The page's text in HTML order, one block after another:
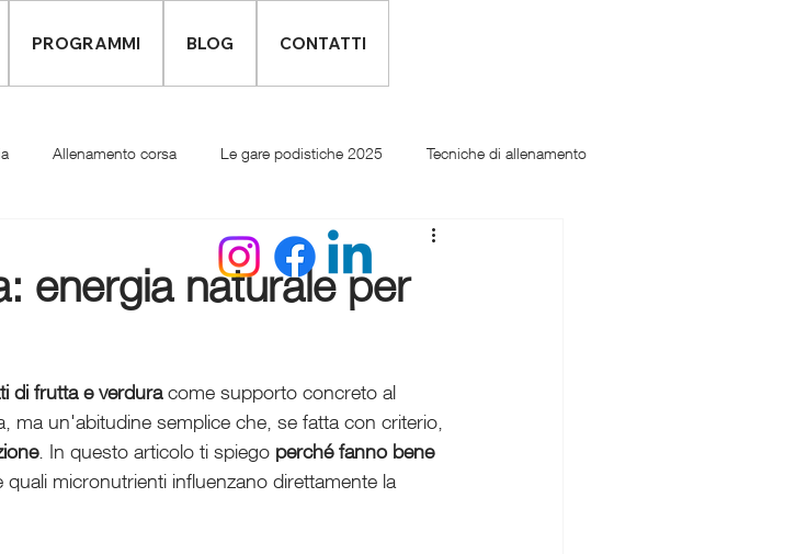
PROGRAMMI BLOG CONTATTI
Allenamento corsa Le gare podistiche 2025 Tecniche di allenamento
runner
energia naturale per
di frutta e verdura come supporto concreto al
ma un'abitudine semplice che, se fatta con criterio,
. In questo articolo ti spiego perché fanno bene
micronutrienti influenzano direttamente la